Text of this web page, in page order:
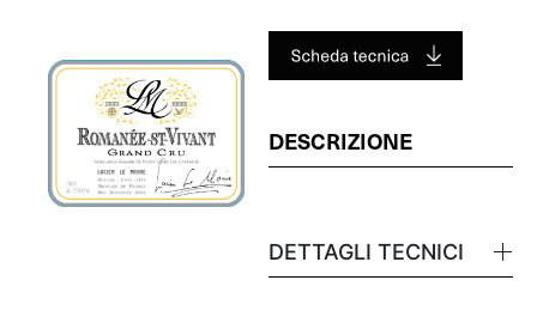
DESCRIZIONE
DETTAGLI TECNICI